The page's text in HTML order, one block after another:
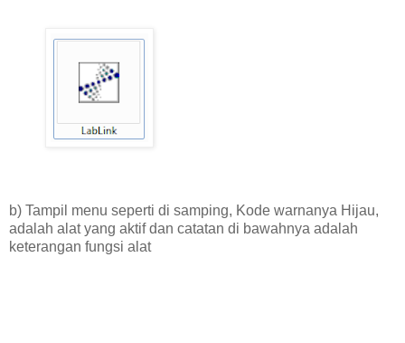
b) Tampil menu seperti di samping, Kode warnanya Hijau,
adalah alat yang aktif dan catatan di bawahnya adalah
keterangan fungsi alat